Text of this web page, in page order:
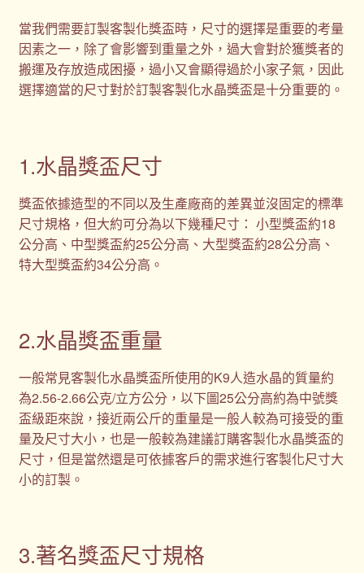
當我們需要訂製客製化獎盃時，尺寸的選擇是重要的考量
因素之一，除了會影響到重量之外，過大會對於獲獎者的
搬運及存放造成困擾，過小又會顯得過於小家子氣，因此
選擇適當的尺寸對於訂製客製化水晶獎盃是十分重要的。
1.水晶獎盃尺寸
獎盃依據造型的不同以及生產廠商的差異並沒固定的標準
尺寸規格，但大約可分為以下幾種尺寸： 小型獎盃約18
公分高、中型獎盃約25公分高、大型獎盃約28公分高、
特大型獎盃約34公分高。
2.水晶獎盃重量
一般常見客製化水晶獎盃所使用的K9人造水晶的質量約
為2.56-2.66公克/立方公分，以下圖25公分高約為中號獎
盃級距來說，接近兩公斤的重量是一般人較為可接受的重
量及尺寸大小，也是一般較為建議訂購客製化水晶獎盃的
尺寸，但是當然還是可依據客戶的需求進行客製化尺寸大
小的訂製。
3.著名獎盃尺寸規格